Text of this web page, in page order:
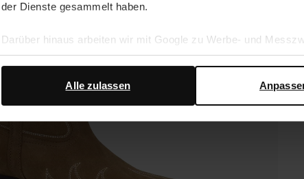
der Dienste gesammelt haben.
Darüber hinaus arbeiten wir mit Google zu Werbe- und
Google Ihre personenbezogenen Daten verwendet, finden Sie
Alle zulassen